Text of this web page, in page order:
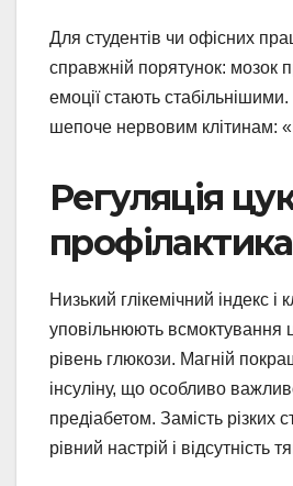
Для студентів чи офісних
справжній порятунок: мозок
емоції стають
шепоче нервовим клітинам:
Регуляція
Низький глікемічний індекс і
уповільнюють всмоктування
рівень глюкози. Магній
інсуліну, що особливо
предіабетом. Замість різких
рівний настрій і відсутність